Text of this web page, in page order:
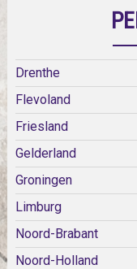
Drenthe
Flevoland
Friesland
Gelderland
Groningen
Limburg
Noord-Brabant
Noord-Holland